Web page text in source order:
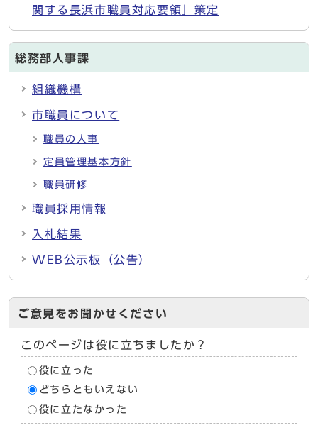
関する長浜市職員対応要領」策定
総務部人事課
組織機構
市職員について
職員の人事
定員管理基本方針
職員研修
職員採用情報
入札結果
WEB公示板（公告）
ご意見をお聞かせください
このページは役に立ちましたか？
役に立った
どちらともいえない
役に立たなかった